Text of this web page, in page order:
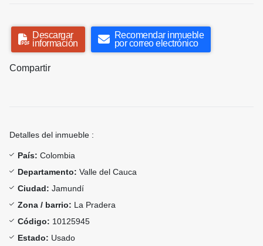
Descargar
información
Recomendar inmueble
por correo electrónico
Compartir
Detalles del inmueble :
País: Colombia
Departamento: Valle del Cauca
Ciudad: Jamundí
Zona / barrio: La Pradera
Código: 10125945
Estado: Usado